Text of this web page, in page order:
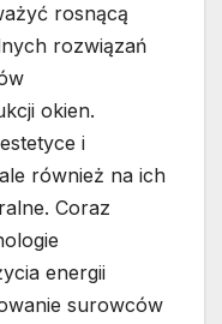
rosnącą
rozwiązań
okien.
i
również na ich
Coraz
energii
surowców